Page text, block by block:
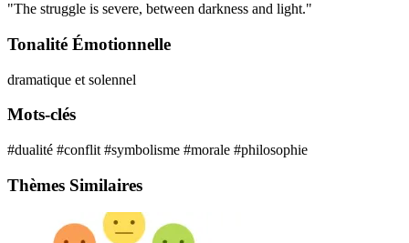
"The struggle is severe, between darkness and light."
Tonalité Émotionnelle
dramatique et solennel
Mots-clés
#dualité #conflit #symbolisme #morale #philosophie
Thèmes Similaires